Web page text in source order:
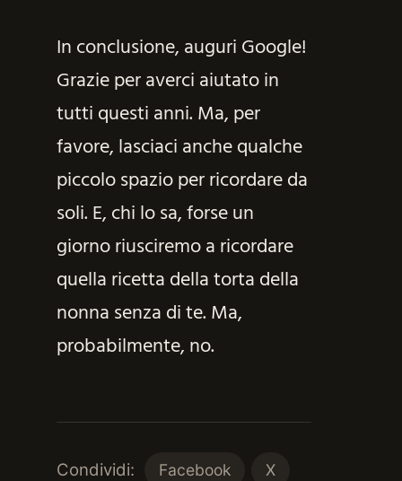
In conclusione, auguri Google!
Grazie per averci aiutato in
tutti questi anni. Ma, per
favore, lasciaci anche qualche
piccolo spazio per ricordare da
soli. E, chi lo sa, forse un
giorno riusciremo a ricordare
quella ricetta della torta della
nonna senza di te. Ma,
probabilmente, no.
Condividi: Facebook X